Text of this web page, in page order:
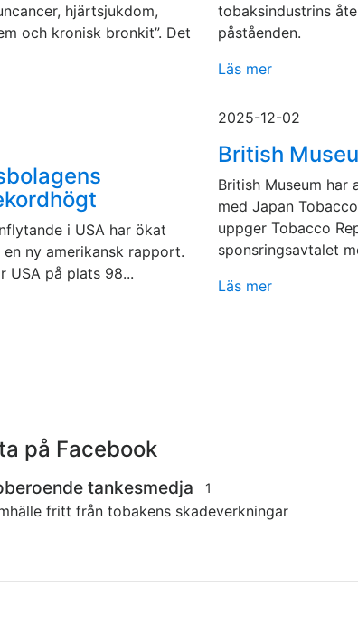
hjärtsjukdom,
och kronisk bronkit”. Det
tobaksindustrins
påståenden.
Läs mer
i USA har ökat
ny amerikansk rapport.
USA på plats 98...
2025-12-02
British
British Museum har
med Japan
uppger Tobacco
sponsringsavtalet
Läs mer
på Facebook
tankesmedja 1
fritt från tobakens skadeverkningar